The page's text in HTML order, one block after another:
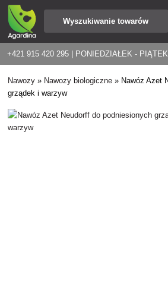
+421 915 420 295 | PONIEDZIAŁEK -
Nawozy » Nawozy biologiczne » Nawóz Azet
grządek i warzyw